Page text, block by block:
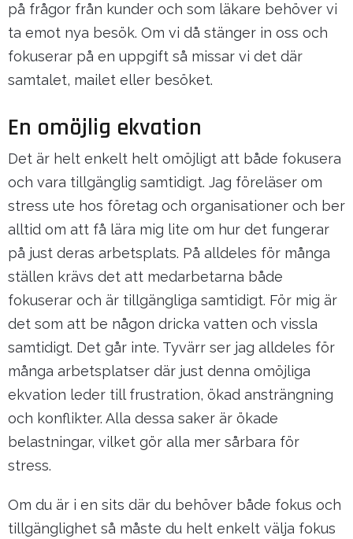
på frågor från kunder och som läkare behöver vi
ta emot nya besök. Om vi då stänger in oss och
fokuserar på en uppgift så missar vi det där
samtalet, mailet eller besöket.
En omöjlig ekvation
Det är helt enkelt helt omöjligt att både fokusera
och vara tillgänglig samtidigt. Jag föreläser om
stress ute hos företag och organisationer och ber
alltid om att få lära mig lite om hur det fungerar
på just deras arbetsplats. På alldeles för många
ställen krävs det att medarbetarna både
fokuserar och är tillgängliga samtidigt. För mig är
det som att be någon dricka vatten och vissla
samtidigt. Det går inte. Tyvärr ser jag alldeles för
många arbetsplatser där just denna omöjliga
ekvation leder till frustration, ökad ansträngning
och konflikter. Alla dessa saker är ökade
belastningar, vilket gör alla mer sårbara för
stress.
Om du är i en sits där du behöver både fokus och
tillgänglighet så måste du helt enkelt välja fokus